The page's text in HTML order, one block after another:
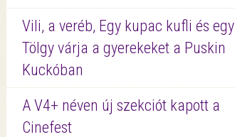
Vili, a veréb, Egy kupac kufli és egy
Tölgy várja a gyerekeket a Puskin
Kuckóban
A V4+ néven új szekciót kapott a
Cinefest